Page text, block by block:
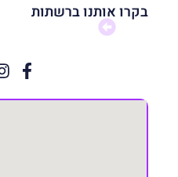
בקרו אותנו ברשתות